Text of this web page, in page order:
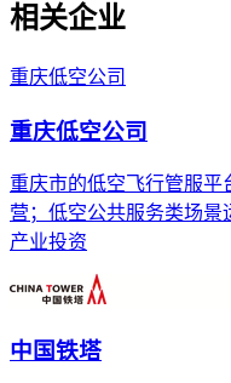
相关企业
重庆低空公司
重庆低空公司
重庆市的低空飞行管服
营；低空公共服务类场景
产业投资
中国铁塔